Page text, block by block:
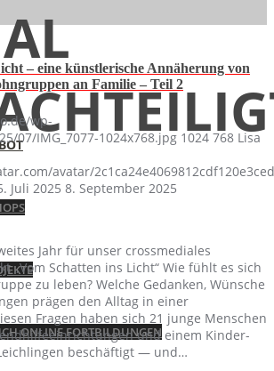
ONLINE FORTBILDUNGEN
– eine künstlerische Annäherung von
an Familie – Teil 2
wp-
07/IMG_7077-1024x768.jpg 1024 768 Lisa
avatar/
Juli 2025 8. September 2025
Jahr für unser crossmediales
„Vom Schatten ins Licht“ Wie fühlt es sich
zu leben? Welche Gedanken, Wünsche
prägen den Alltag in einer
Fragen haben sich 21 junge Menschen
und einem Kinder-
beschäftigt — und…